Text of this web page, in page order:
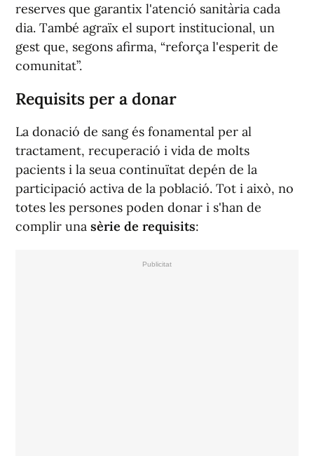
reserves que garantix l'atenció sanitària cada
dia. També agraïx el suport institucional, un
gest que, segons afirma, “reforça l'esperit de
comunitat”.
Requisits per a donar
La donació de sang és fonamental per al
tractament, recuperació i vida de molts
pacients i la seua continuïtat depén de la
participació activa de la població. Tot i això, no
totes les persones poden donar i s'han de
complir una sèrie de requisits: